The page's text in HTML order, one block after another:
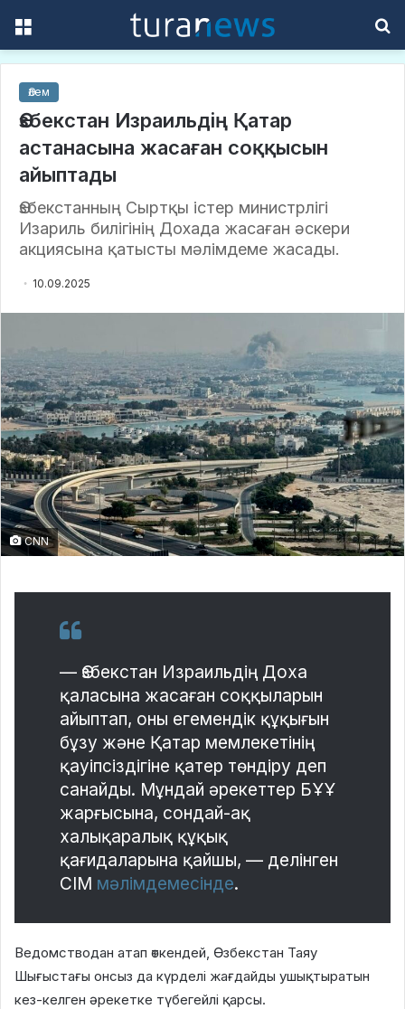
Әлем
Өзбекстан Израильдің Қатар
астанасына жасаған соққысын
айыптады
Өзбекстанның Сыртқы істер министрлігі
Изариль билігінің Дохада жасаған әскери
акциясына қатысты мәлімдеме жасады.
10.09.2025
CNN
— Өзбекстан Израильдің Доха
қаласына жасаған соққыларын
айыптап, оны егемендік құқығын
бұзу және Қатар мемлекетінің
қауіпсіздігіне қатер төндіру деп
санайды. Мұндай әрекеттер БҰҰ
жарғысына, сондай-ақ
халықаралық құқық
қағидаларына қайшы, — делінген
СІМ мәлімдемесінде.
Ведомстводан атап өткендей, Өзбекстан Таяу
Шығыстағы онсыз да күрделі жағдайды ушықтыратын
кез-келген әрекетке түбегейлі қарсы.